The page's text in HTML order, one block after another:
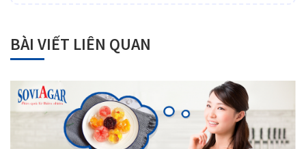
BÀI VIẾT LIÊN QUAN